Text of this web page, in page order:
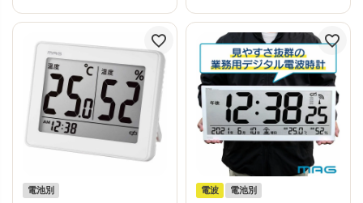
電池別
電波
電池別